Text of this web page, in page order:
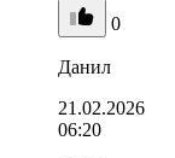
0
Данил
21.02.2026
06:20